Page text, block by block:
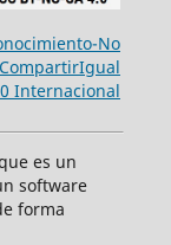
No
Internacional
es un
software
forma